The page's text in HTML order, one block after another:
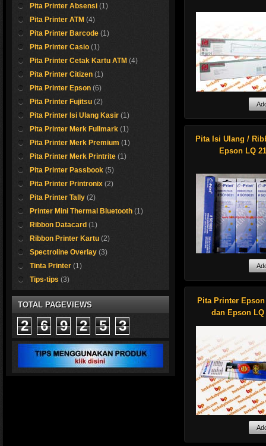
Kertas roll thermal
Shop now !
erk Otani
Kami sedia kertas
Cocok sekali untuk
Shop now !
juga support untul
2248
2348
LA 48
harga sangat
anda.
Detail silahkan
sales support kami
Kami sedia ribbon
untuk passbook
2 Original.maupun
compatible.
Hubungi segera
support kami...
Pita Isi Ulang /
Epson LQ
pita isi ulang
Epson LQ 2170/
panjang 20 meter,
dan 50 meter.
bersaing.
Pita Printer Epson
dan Epson LQ
Printer Epson LQ
merupakan jenis
Pita Printer Absensi (1)
Pita Printer ATM (4)
Pita Printer Barcode (1)
Pita Printer Casio (1)
Pita Printer Cetak Kartu ATM (4)
Pita Printer Citizen (1)
Pita Printer Epson (6)
Pita Printer Fujitsu (2)
Pita Printer Isi Ulang Kasir (1)
Pita Printer Merk Fullmark (1)
Pita Printer Merk Premium (1)
Pita Printer Merk Printrite (1)
Pita Printer Passbook (5)
Pita Printer Printronix (2)
Pita Printer Tally (2)
Printer Mini Thermal Bluetooth (1)
Ribbon Datacard (1)
Ribbon Printer Kartu (2)
Spectroline Overlay (3)
Tinta Printer (1)
Tips-tips (3)
TOTAL PAGEVIEWS
2 6 9 2 5 3